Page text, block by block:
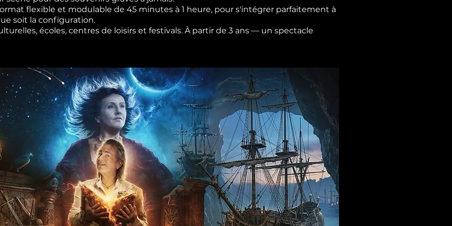
flexible et modulable de 45 minutes à 1 heure, pour s'intégrer parfaitement à
soit la configuration.
écoles, centres de loisirs et festivals. À partir de 3 ans — un spectacle